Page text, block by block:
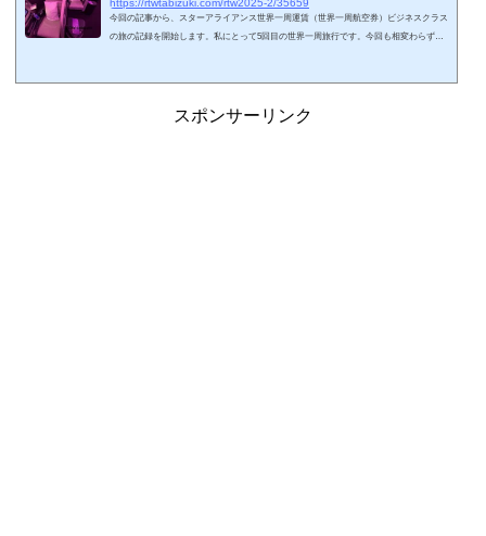
https://rtwtabizuki.com/rtw2025-2/35659
今回の記事から、スターアライアンス世界一周運賃（世界一周航空券）ビジネスクラス
の旅の記録を開始します。私にとって5回目の世界一周旅行です。今回も相変わらずの
す。コロナ禍以前だと、伊丹ー成田便の便数も多かったですし、LCC系の関西ー成田便
スポンサーリンク